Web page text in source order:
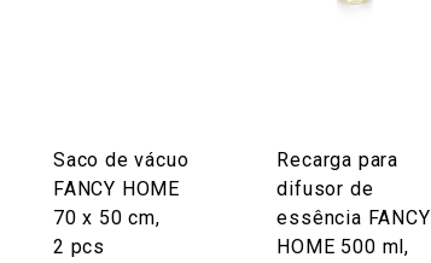
Saco de vácuo
FANCY HOME
70 x 50 cm,
2 pcs
Recarga para
difusor de
essência FANCY
HOME 500 ml,